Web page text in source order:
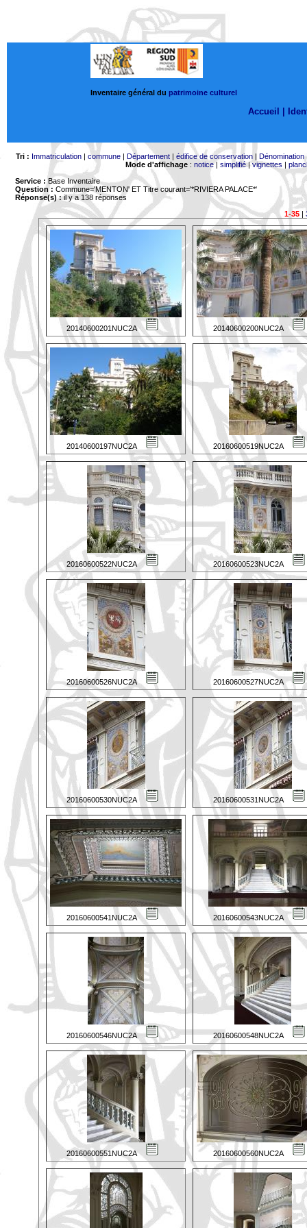
Inventaire général du patrimoine culturel
Accueil |
Tri : Immatriculation| commune| Département| édifice de conservation| Dénomination
Mode d'affichage: notice| simplifié|vignettes |
Service : Base Inventaire
Question : Commune='MENTON' ET Titre courant='*RIVIERA PALACE*'
Réponse(s) :il y a 138 réponses
1-35|
20140600201NUC2A 20140600200NUC2A
20140600197NUC2A 20160600519NUC2A
20160600522NUC2A 20160600523NUC2A
20160600526NUC2A 20160600527NUC2A
20160600530NUC2A 20160600531NUC2A
20160600541NUC2A 20160600543NUC2A
20160600546NUC2A 20160600548NUC2A
20160600551NUC2A 20160600560NUC2A